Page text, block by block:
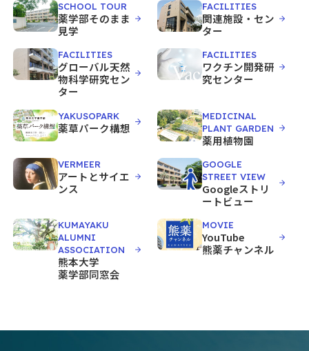
SCHOOL TOUR
薬学部そのまま
見学
FACILITIES
関連施設・セン
ター
FACILITIES
グローバル天然
物科学研究セン
ター
FACILITIES
ワクチン開発研
究センター
YAKUSOPARK
薬草パーク構想
MEDICINAL
PLANT GARDEN
薬用植物園
VERMEER
アートとサイエ
ンス
GOOGLE
STREET VIEW
Googleストリ
ートビュー
KUMAYAKU
ALUMNI
ASSOCIATION
熊本大学
薬学部同窓会
MOVIE
YouTube
熊薬チャンネル